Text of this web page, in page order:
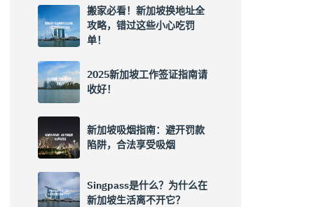
搬家必看！新加坡换地址全
攻略，错过这些小心吃罚
单！
2025新加坡工作签证指南请
收好！
新加坡吸烟指南：避开罚款
陷阱，合法享受吸烟
Singpass是什么？为什么在
新加坡生活离不开它？